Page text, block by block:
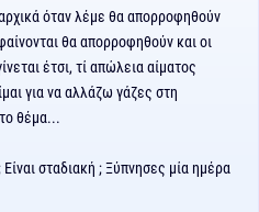
όταν λέμε θα απορροφηθούν
θα απορροφηθούν και οι
έτσι, τί απώλεια αίματος
για να αλλάζω γάζες στη
θέμα...
σταδιακή ; Ξύπνησες μία ημέρα